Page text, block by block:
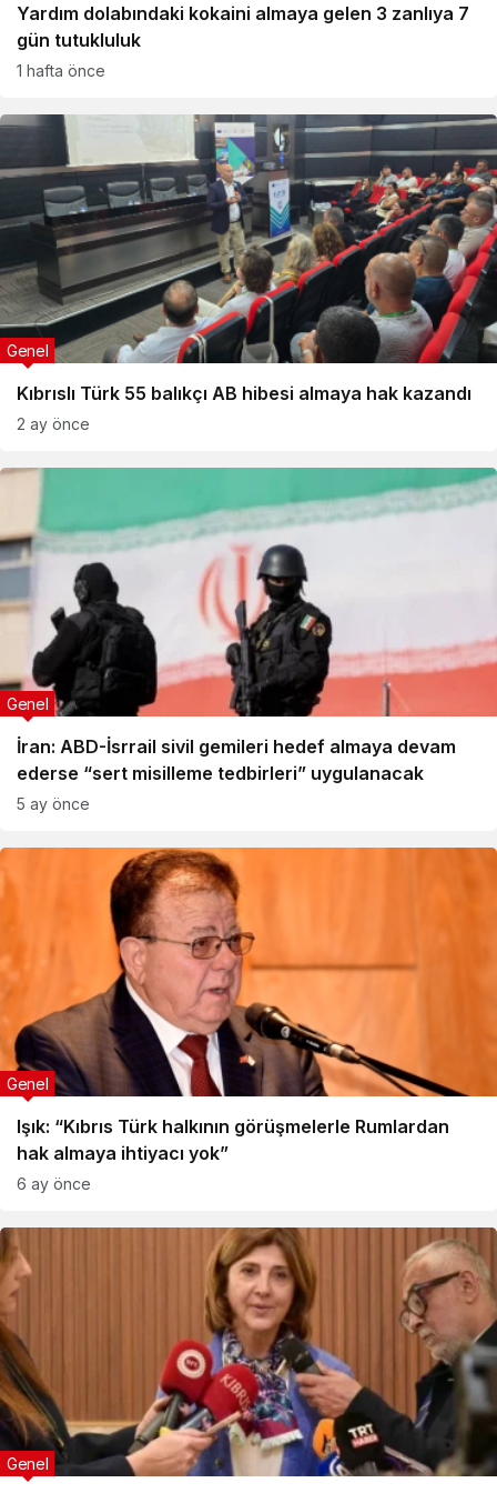
Yardım dolabındaki kokaini almaya gelen 3 zanlıya 7
gün tutukluluk
1 hafta önce
Kıbrıslı Türk 55 balıkçı AB hibesi almaya hak kazandı
Genel
2 ay önce
İran: ABD-İsrrail sivil gemileri hedef almaya devam
ederse “sert misilleme tedbirleri” uygulanacak
Genel
5 ay önce
Işık: “Kıbrıs Türk halkının görüşmelerle Rumlardan
hak almaya ihtiyacı yok”
Genel
6 ay önce
Genel